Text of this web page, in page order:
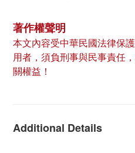
著作權聲明
本文內容受中華民國法律保
用者，須負刑事與民事責任
關權益！
Additional Details